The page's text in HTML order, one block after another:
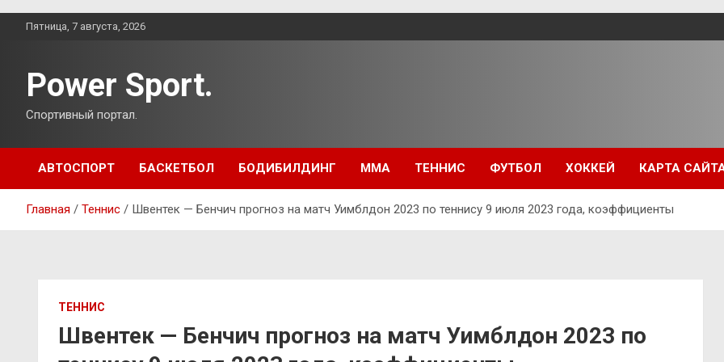
ПерейтиПятница, 7 августа, 2026
Power Sport.
Спортивный портал.
АВТОСПОРТ БАСКЕТБОЛ БОДИБИЛДИНГ ММА ТЕННИС ФУТБОЛ ХОККЕЙ КАРТА
Главная Теннис Швентек — Бенчич прогноз на матч Уимблдон 2023 по теннису 9 июля 2023 года, коэффициенты
ТЕННИС
Швентек — Бенчич прогноз на матч Уимблдон 2023 по